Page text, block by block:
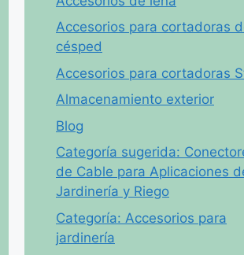
Accesorios para cortadoras
césped
Accesorios para cortadoras
Almacenamiento exterior
Blog
Categoría sugerida:
de Cable para Aplicaciones
Jardinería y Riego
Categoría: Accesorios para
jardinería